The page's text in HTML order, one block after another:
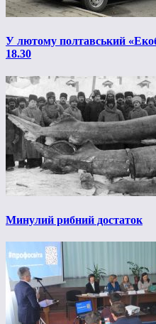
У лютому полтавський
18.30
Минулий рибний достаток